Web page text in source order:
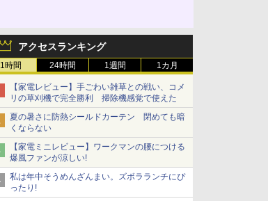
アクセスランキング
1時間 24時間 1週間 1カ月
【家電レビュー】手ごわい雑草との戦い、コメ
リの草刈機で完全勝利 掃除機感覚で使えた
夏の暑さに防熱シールドカーテン 閉めても暗
くならない
【家電ミニレビュー】ワークマンの腰につける
爆風ファンが涼しい!
私は年中そうめんざんまい。ズボラランチにぴ
ったり!